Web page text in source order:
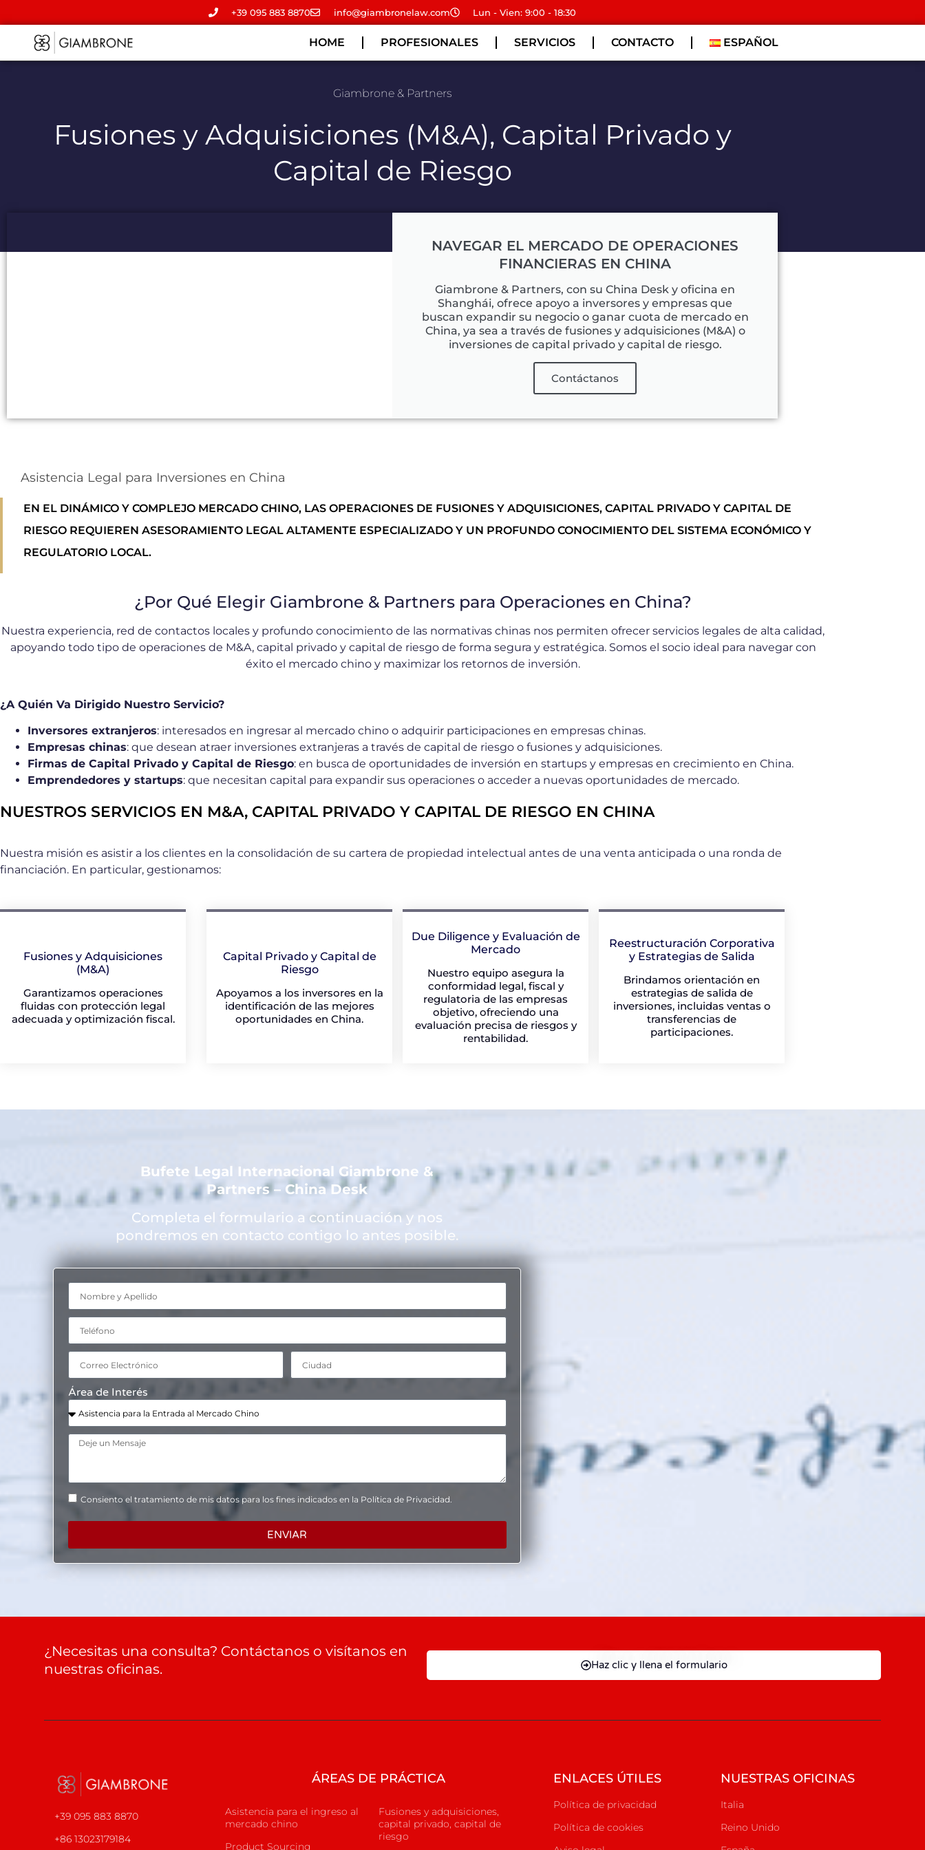
+39 095 883 8870 info@giambronelaw.com Lun - Vien: 9:00 - 18:30
HOME PROFESIONALES SERVICIOS CONTACTO ESPAÑOL
Giambrone & Partners
Fusiones y Adquisiciones (M&A), Capital Privado y
Capital de Riesgo
NAVEGAR EL MERCADO DE OPERACIONES
FINANCIERAS EN CHINA
Giambrone & Partners, con su China Desk y oficina en
Shanghái, ofrece apoyo a inversores y empresas que
buscan expandir su negocio o ganar cuota de mercado en
China, ya sea a través de fusiones y adquisiciones (M&A) o
inversiones de capital privado y capital de riesgo.
Contáctanos
Asistencia Legal para Inversiones en China
EN EL DINÁMICO Y COMPLEJO MERCADO CHINO, LAS OPERACIONES DE FUSIONES Y ADQUISICIONES, CAPITAL PRIVADO Y CAPITAL DE
RIESGO REQUIEREN ASESORAMIENTO LEGAL ALTAMENTE ESPECIALIZADO Y UN PROFUNDO CONOCIMIENTO DEL SISTEMA ECONÓMICO Y
REGULATORIO LOCAL.
¿Por Qué Elegir Giambrone & Partners para Operaciones en China?
Nuestra experiencia, red de contactos locales y profundo conocimiento de las normativas chinas nos permiten ofrecer servicios legales de alta calidad,
apoyando todo tipo de operaciones de M&A, capital privado y capital de riesgo de forma segura y estratégica. Somos el socio ideal para navegar con
éxito el mercado chino y maximizar los retornos de inversión.
¿A Quién Va Dirigido Nuestro Servicio?
Inversores extranjeros: interesados en ingresar al mercado chino o adquirir participaciones en empresas chinas.
Empresas chinas: que desean atraer inversiones extranjeras a través de capital de riesgo o fusiones y adquisiciones.
Firmas de Capital Privado y Capital de Riesgo: en busca de oportunidades de inversión en startups y empresas en crecimiento en China.
Emprendedores y startups: que necesitan capital para expandir sus operaciones o acceder a nuevas oportunidades de mercado.
NUESTROS SERVICIOS EN M&A, CAPITAL PRIVADO Y CAPITAL DE RIESGO EN CHINA
Nuestra misión es asistir a los clientes en la consolidación de su cartera de propiedad intelectual antes de una venta anticipada o una ronda de
financiación. En particular, gestionamos:
Fusiones y Adquisiciones
(M&A)
Garantizamos operaciones
fluidas con protección legal
adecuada y optimización fiscal.
Capital Privado y Capital de
Riesgo
Apoyamos a los inversores en la
identificación de las mejores
oportunidades en China.
Due Diligence y Evaluación de
Mercado
Nuestro equipo asegura la
conformidad legal, fiscal y
regulatoria de las empresas
objetivo, ofreciendo una
evaluación precisa de riesgos y
rentabilidad.
Reestructuración Corporativa
y Estrategias de Salida
Brindamos orientación en
estrategias de salida de
inversiones, incluidas ventas o
transferencias de
participaciones.
Bufete Legal Internacional Giambrone &
Partners – China Desk
Completa el formulario a continuación y nos
pondremos en contacto contigo lo antes posible.
Área de Interés
Consiento el tratamiento de mis datos para los fines indicados en la Política de Privacidad.
ENVIAR
¿Necesitas una consulta? Contáctanos o visítanos en
nuestras oficinas.
Haz clic y llena el formulario
+39 095 883 8870
+86 13023179184
ÁREAS DE PRÁCTICA
Asistencia para el ingreso al
mercado chino
Product Sourcing
Fusiones y adquisiciones,
capital privado, capital de
riesgo
ENLACES ÚTILES
Política de privacidad
Política de cookies
NUESTRAS OFICINAS
Italia
Reino Unido